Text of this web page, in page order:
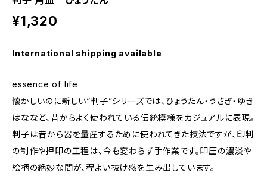
¥1,320
International shipping available
essence of life
懐かしいのに新しい“判子”シリーズでは、ひょうたん・うさぎ・ゆき
はななど、昔からよく使われている伝統模様をカジュアルに表現。
判子は昔から器を量産するために使われてきた技法ですが、印判
の制作や押印の工程は、今も変わらず手作業です。印圧の濃淡や
絵柄の絶妙な間が、程よい抜け感を生み出しています。